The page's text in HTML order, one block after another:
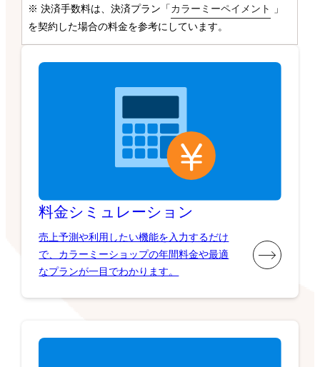
※ 決済手数料は、決済プラン「 カラーミーペイメント
」
を契約した場合の料金を参考にしています。
料金シミュレーション
売上予測や利用したい機能を入力するだけ
で、カラーミーショップの年間料金や最適
なプランが一目でわかります。